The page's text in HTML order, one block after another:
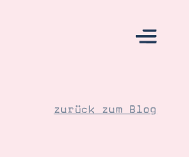
zurück zum Blog